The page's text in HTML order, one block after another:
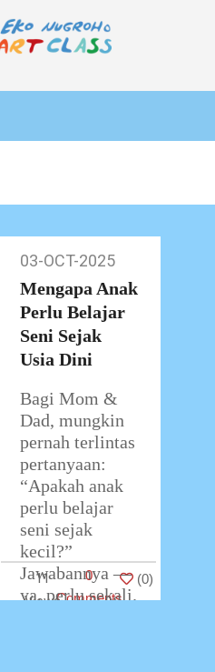
Oct-
2025
03-OCT-2025
Mengapa Anak
Perlu Belajar
Seni Sejak
Usia Dini
Bagi Mom &
Dad, mungkin
pernah terlintas
pertanyaan:
“Apakah anak
perlu belajar
seni sejak
kecil?”
Jawabannya —
ya, perlu sekali.
11
0
Comments
(0)